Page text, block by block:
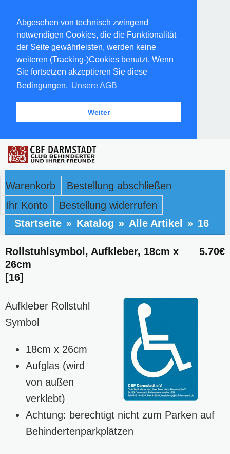
Abgesehen von technisch zwingend
notwendigen Cookies, die die Funktionalität
der Seite gewährleisten, werden keine
weiteren (Tracking-)Cookies benutzt. Wenn
Sie fortsetzen akzeptieren Sie diese
Bedingungen. Unsere AGB
Weiter
Warenkorb
Bestellung abschließen
Ihr Konto
Bestellung widerrufen
Startseite » Katalog » Alle Artikel » 16
5.70€
Rollstuhlsymbol, Aufkleber, 18cm x
26cm
[16]
Aufkleber Rollstuhl
Symbol
18cm x 26cm
Aufglas (wird
von außen
verklebt)
Achtung: berechtigt nicht zum Parken auf
Behindertenparkplätzen